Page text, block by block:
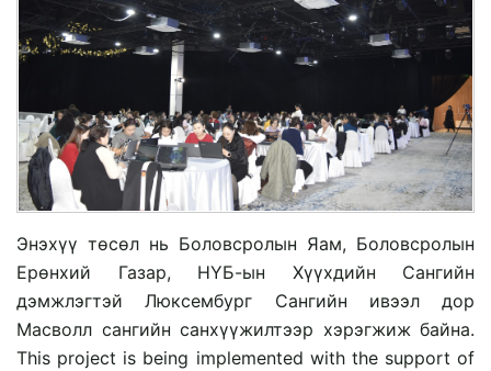
Энэхүү төсөл нь Боловсролын Яам, Боловсролын
Ерөнхий Газар, НҮБ-ын Хүүхдийн Сангийн
дэмжлэгтэй Люксембург Сангийн ивээл дор
Масволл сангийн санхүүжилтээр хэрэгжиж байна.
This project is being implemented with the support of